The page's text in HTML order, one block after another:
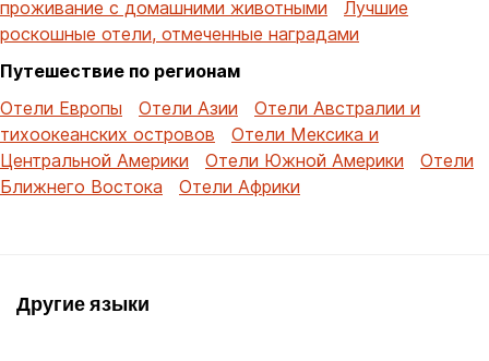
проживание с домашними животными
Лучшие
роскошные отели, отмеченные наградами
Путешествие по регионам
Отели Европы
Отели Азии
Отели Австралии и
тихоокеанских островов
Отели Мексика и
Центральной Америки
Отели Южной Америки
Отели
Ближнего Востока
Отели Африки
Другие языки